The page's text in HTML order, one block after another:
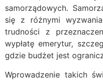
samorządowych.
się z różnymi
trudności z
wypłatę emerytur,
gdzie budżet jest
Wprowadzenie takich